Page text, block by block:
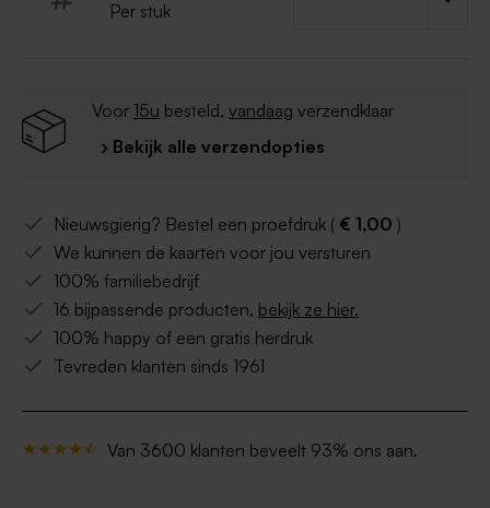
Per stuk
Voor 15u besteld, vandaag verzendklaar
› Bekijk alle verzendopties
Nieuwsgierig? Bestel een proefdruk ( € 1,00 )
We kunnen de kaarten voor jou versturen
100% familiebedrijf
16 bijpassende producten, bekijk ze hier.
100% happy of een gratis herdruk
Tevreden klanten sinds 1961
Van 3600 klanten beveelt 93% ons aan.